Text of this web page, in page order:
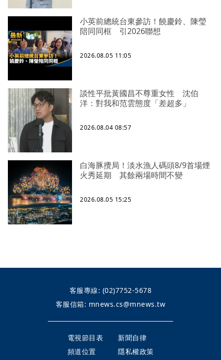
小英前總統台東參訪！饒慶鈴、陳瑩
陪同同框 引2026聯想
2026.08.05 11:05
談性平批黃國昌不尊重女性 沈伯
洋：對我和范雲態度「差超多」
2026.08.04 08:57
白海豚攪局！淡水漁人碼頭8/9首場煙
火秀延期 其餘兩場時間不變
2026.08.05 15:25
客服專線: (02)7752-5678
客服信箱: mnews.cs@mnews.tw
電視節目表
新聞自律
頻道位置
隱私權政策